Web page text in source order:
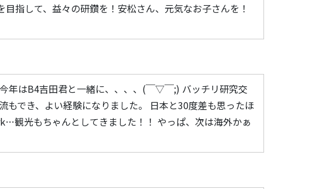
指して、益々の研鑽を！安松さん、元気なお子さんを！
年はB4吉田君と一緒に、、、、(￣▽￣;) バッチリ研究交
でき、よい経験になりました。 日本と30度差も思ったほ
観光もちゃんとしてきました！！ やっぱ、次は海外かぁ